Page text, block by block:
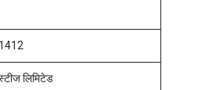
लिमिटेड